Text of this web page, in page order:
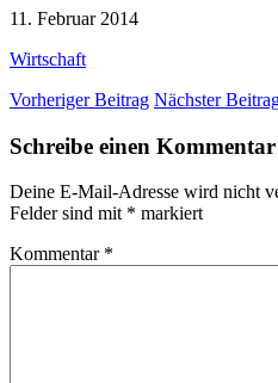
11. Februar 2014
Wirtschaft
Vorheriger Beitrag Nächster
Schreibe einen Kommentar
Deine E-Mail-Adresse wird nicht
Felder sind mit * markiert
Kommentar *